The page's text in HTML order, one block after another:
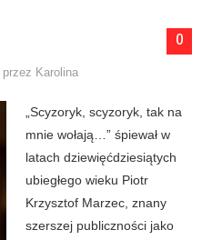
0
przez Karolina
„Scyzoryk, scyzoryk, tak na
mnie wołają…” śpiewał w
latach dziewięćdziesiątych
ubiegłego wieku Piotr
Krzysztof Marzec, znany
szerszej publiczności jako